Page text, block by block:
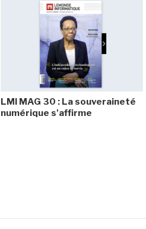
LMI MAG 30 : La souveraineté
numérique s'affirme